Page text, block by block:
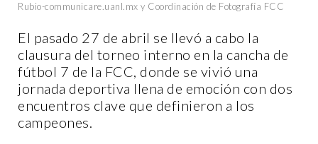
Rubio-communicare.uanl.mx y Coordinación de Fotografía FCC
El pasado 27 de abril se llevó a cabo la
clausura del torneo interno en la cancha de
fútbol 7 de la FCC, donde se vivió una
jornada deportiva llena de emoción con dos
encuentros clave que definieron a los
campeones.